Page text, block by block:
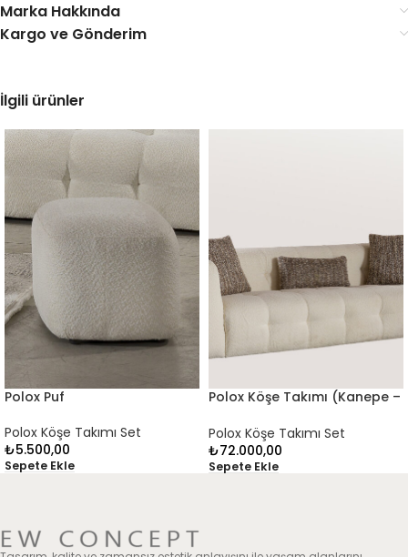
Marka Hakkında
Kargo ve Gönderim
İlgili ürünler
Polox Puf
Polox Köşe Takımı Set
₺5.500,00
Sepete Ekle
Polox Köşe Takımı (Kanepe –
Polox Köşe Takımı Set
₺72.000,00
Sepete Ekle